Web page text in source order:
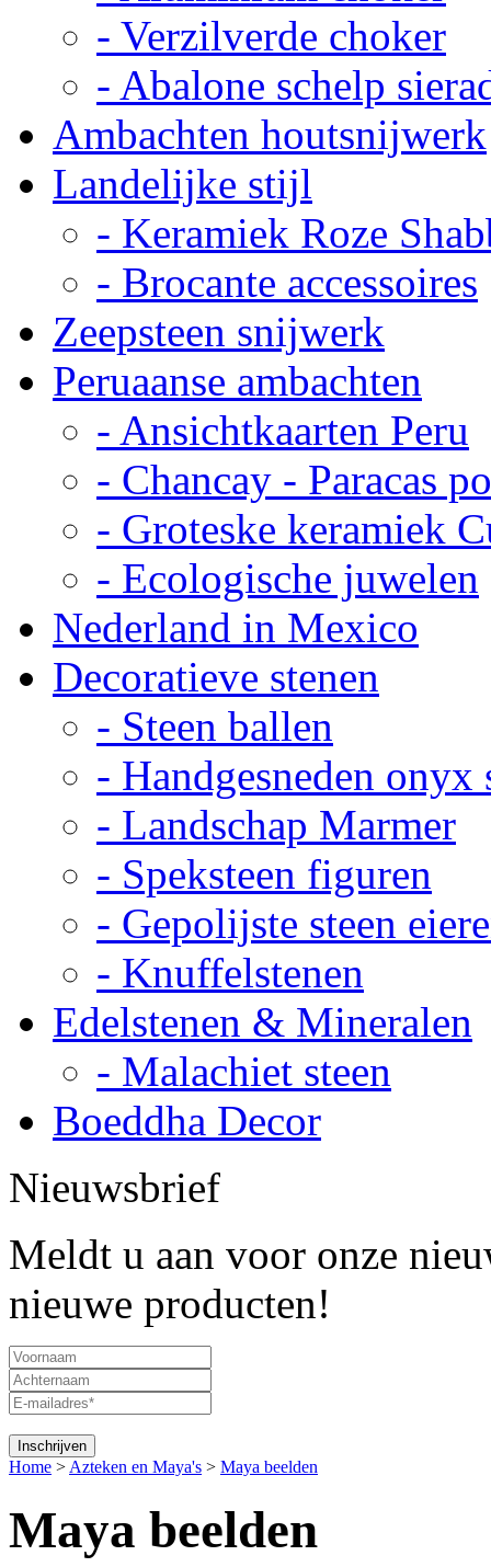
- Verzilverde choker
- Abalone schelp
Ambachten houtsnijwerk
Landelijke stijl
- Keramiek Roze
- Brocante accessoires
Zeepsteen snijwerk
Peruaanse ambachten
- Ansichtkaarten Peru
- Chancay - Paracas
- Groteske keramiek
- Ecologische juwelen
Nederland in Mexico
Decoratieve stenen
- Steen ballen
- Handgesneden onyx
- Landschap Marmer
- Speksteen figuren
- Gepolijste steen
- Knuffelstenen
Edelstenen & Mineralen
- Malachiet steen
Boeddha Decor
Nieuwsbrief
Meldt u aan voor onze
nieuwe producten!
Home > Azteken en Maya's > Maya beelden
Maya beelden